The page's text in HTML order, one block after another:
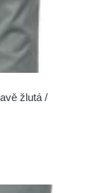
žlutá /